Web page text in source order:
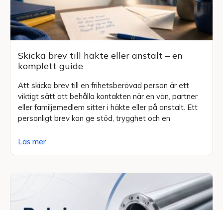
Skicka brev till häkte eller anstalt – en
komplett guide
Att skicka brev till en frihetsberövad person är ett
viktigt sätt att behålla kontakten när en vän, partner
eller familjemedlem sitter i häkte eller på anstalt. Ett
personligt brev kan ge stöd, trygghet och en
Läs mer